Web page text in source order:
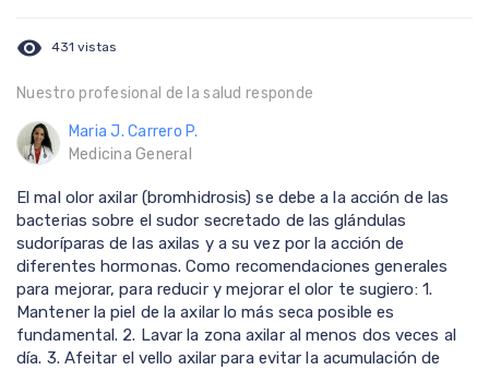
visibility 431 vistas
Nuestro profesional de la salud responde
Maria J. Carrero P.
Medicina General
El mal olor axilar (bromhidrosis) se debe a la acción de las
bacterias sobre el sudor secretado de las glándulas
sudoríparas de las axilas y a su vez por la acción de
diferentes hormonas. Como recomendaciones generales
para mejorar, para reducir y mejorar el olor te sugiero: 1.
Mantener la piel de la axilar lo más seca posible es
fundamental. 2. Lavar la zona axilar al menos dos veces al
día. 3. Afeitar el vello axilar para evitar la acumulación de